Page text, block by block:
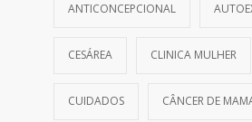
ANTICONCEPCIONAL
CESÁREA CLINICA MULHER
CUIDADOS CÂNCER DE